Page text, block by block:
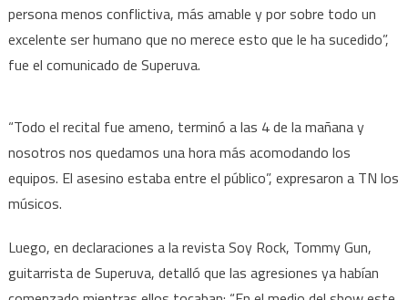
persona menos conflictiva, más amable y por sobre todo un
excelente ser humano que no merece esto que le ha sucedido”,
fue el comunicado de Superuva.
“Todo el recital fue ameno, terminó a las 4 de la mañana y
nosotros nos quedamos una hora más acomodando los
equipos. El asesino estaba entre el público”, expresaron a TN los
músicos.
Luego, en declaraciones a la revista Soy Rock, Tommy Gun,
guitarrista de Superuva, detalló que las agresiones ya habían